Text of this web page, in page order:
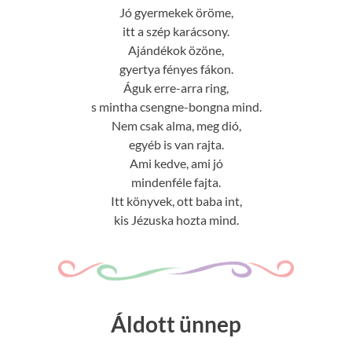
Jó gyermekek öröme,
itt a szép karácsony.
Ajándékok özöne,
gyertya fényes fákon.
Águk erre-arra ring,
s mintha csengne-bongna mind.
Nem csak alma, meg dió,
egyéb is van rajta.
Ami kedve, ami jó
mindenféle fajta.
Itt könyvek, ott baba int,
kis Jézuska hozta mind.
Áldott ünnep